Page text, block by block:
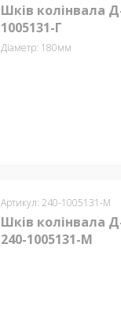
Шків колінвала
1005131-Г
Діаметр: 180мм
Артикул: 240-1005131-М
Шків колінвала
240-1005131-М